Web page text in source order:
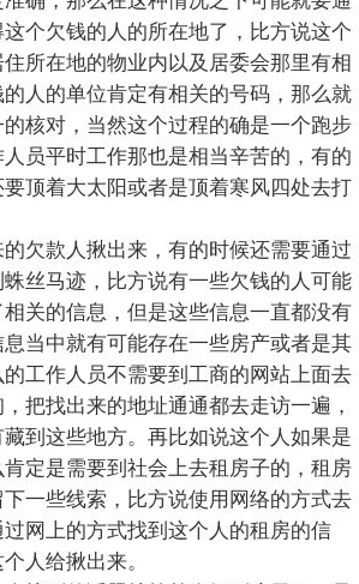
个欠钱的人的所在地了，比方说这个
所在地的物业内以及居委会那里有相
人的单位肯定有相关的号码，那么就
核对，当然这个过程的确是一个跑步
员平时工作那也是相当辛苦的，有的
顶着大太阳或者是顶着寒风四处去打
欠款人揪出来，有的时候还需要通过
丝马迹，比方说有一些欠钱的人可能
关的信息，但是这些信息一直都没有
当中就有可能存在一些房产或者是其
工作人员不需要到工商的网站上面去
把找出来的地址通通都去走访一遍，
到这些地方。再比如说这个人如果是
定是需要到社会上去租房子的，租房
一些线索，比方说使用网络的方式去
网上的方式找到这个人的租房的信
人给揪出来。